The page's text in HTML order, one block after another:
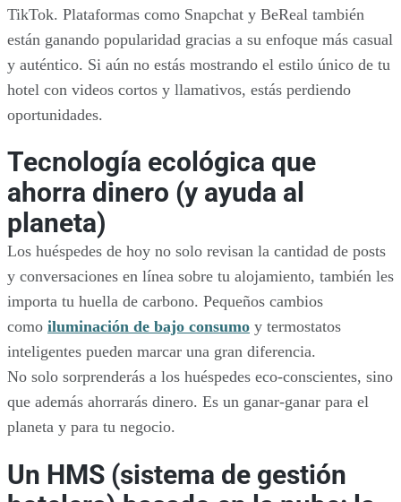
TikTok. Plataformas como Snapchat y BeReal también
están ganando popularidad gracias a su enfoque más casual
y auténtico. Si aún no estás mostrando el estilo único de tu
hotel con videos cortos y llamativos, estás perdiendo
oportunidades.
Tecnología ecológica que
ahorra dinero (y ayuda al
planeta)
Los huéspedes de hoy no solo revisan la cantidad de posts
y conversaciones en línea sobre tu alojamiento, también les
importa tu huella de carbono. Pequeños cambios
como iluminación de bajo consumo y termostatos
inteligentes pueden marcar una gran diferencia.
No solo sorprenderás a los huéspedes eco-conscientes, sino
que además ahorrarás dinero. Es un ganar-ganar para el
planeta y para tu negocio.
Un HMS (sistema de gestión